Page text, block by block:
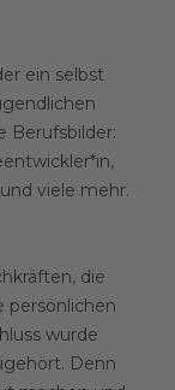
ein selbst
Berufsbilder:
viele mehr.
die
persönlichen
wurde
Denn